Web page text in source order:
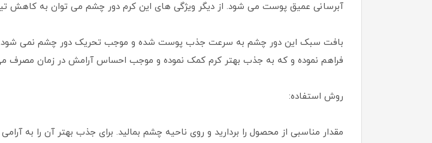
آبرسانی عمیق پوست می شود. از دیگر ویژگی های این کرم دور چشم می توان به کاهش
بافت سبک این دور چشم به سرعت جذب پوست شده و موجب تحریک دور چشم نمی شود.
فراهم نموده و که به جذب بهتر کرم کمک نموده و موجب احساس آرامش در زمان مصرف
روش استفاده:
مقدار مناسبی از محصول را بردارید و روی ناحیه چشم بمالید. برای جذب بهتر آن را به